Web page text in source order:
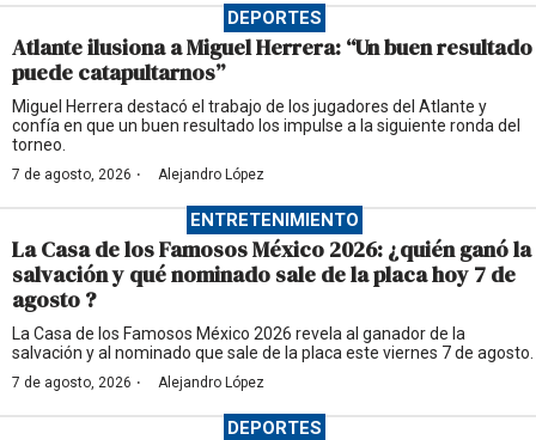
DEPORTES
Atlante ilusiona a Miguel Herrera: “Un buen resultado
puede catapultarnos”
Miguel Herrera destacó el trabajo de los jugadores del Atlante y
confía en que un buen resultado los impulse a la siguiente ronda del
torneo.
7 de agosto, 2026 · Alejandro López
ENTRETENIMIENTO
La Casa de los Famosos México 2026: ¿quién ganó la
salvación y qué nominado sale de la placa hoy 7 de
agosto ?
La Casa de los Famosos México 2026 revela al ganador de la
salvación y al nominado que sale de la placa este viernes 7 de agosto.
7 de agosto, 2026 · Alejandro López
DEPORTES